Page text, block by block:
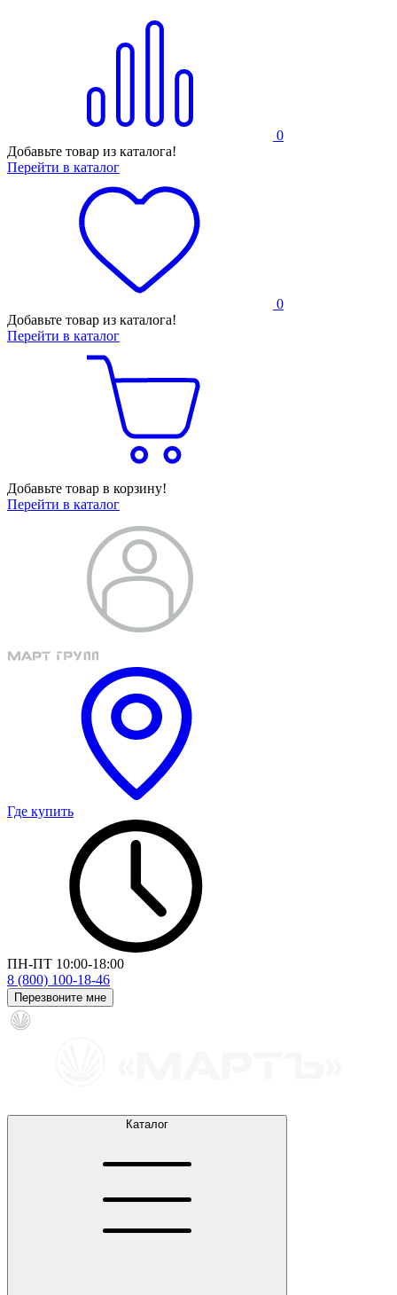
0
Добавьте товар из каталога!
Перейти в каталог
0
Добавьте товар из каталога!
Перейти в каталог
Добавьте товар в корзину!
Перейти в каталог
Где купить
ПН-ПТ 10:00-18:00
8 (800) 100-18-46
Перезвоните мне
Каталог